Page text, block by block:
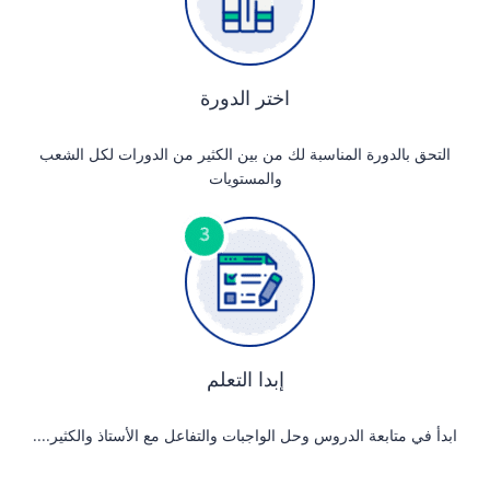
اختر الدورة
التحق بالدورة المناسبة لك من بين الكثير من الدورات لكل الشعب
والمستويات
إبدا التعلم
ابدأ في متابعة الدروس وحل الواجبات والتفاعل مع الأستاذ والكثير....